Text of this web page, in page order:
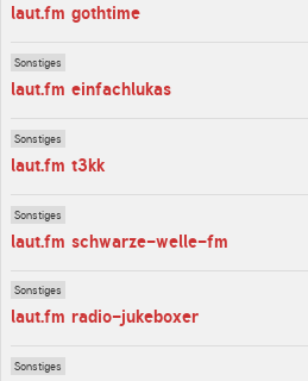
laut.fm gothtime
Sonstiges
laut.fm einfachlukas
Sonstiges
laut.fm t3kk
Sonstiges
laut.fm schwarze-welle-fm
Sonstiges
laut.fm radio-jukeboxer
Sonstiges